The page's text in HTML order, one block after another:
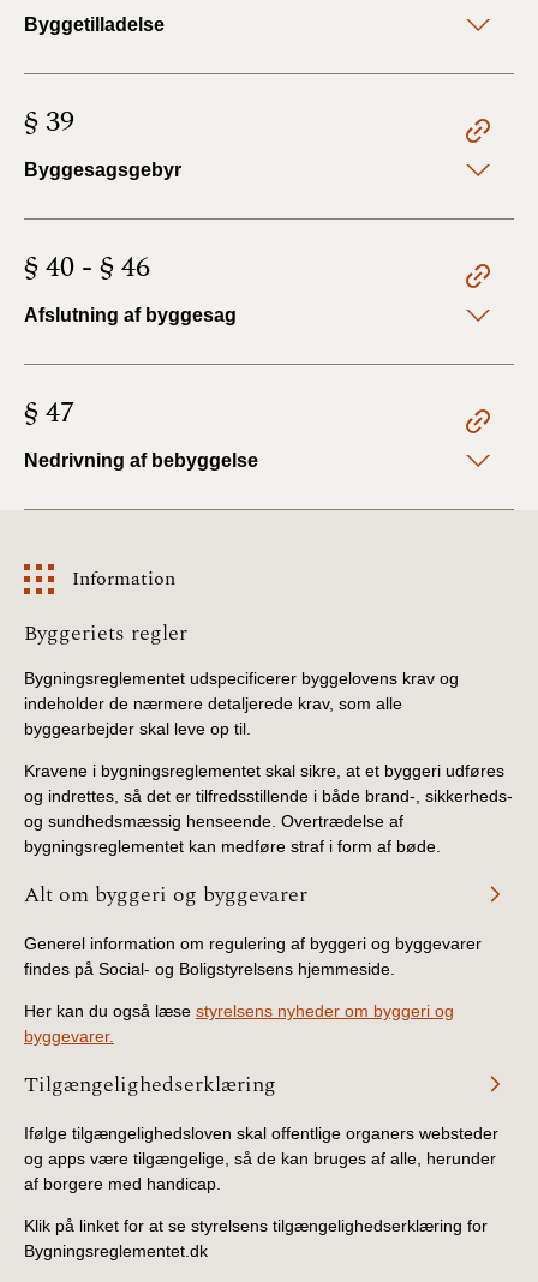
Byggetilladelse
§ 39
Byggesagsgebyr
§ 40 - § 46
Afslutning af byggesag
§ 47
Nedrivning af bebyggelse
Information
Information
Byggeriets regler
Bygningsreglementet udspecificerer byggelovens krav og
indeholder de nærmere detaljerede krav, som alle
byggearbejder skal leve op til.
Kravene i bygningsreglementet skal sikre, at et byggeri udføres
og indrettes, så det er tilfredsstillende i både brand-, sikkerheds-
og sundhedsmæssig henseende. Overtrædelse af
bygningsreglementet kan medføre straf i form af bøde.
Alt om byggeri og byggevarer
Generel information om regulering af byggeri og byggevarer
findes på Social- og Boligstyrelsens hjemmeside.
Her kan du også læse styrelsens nyheder om byggeri og
byggevarer.
Tilgængelighedserklæring
Ifølge tilgængelighedsloven skal offentlige organers websteder
og apps være tilgængelige, så de kan bruges af alle, herunder
af borgere med handicap.
Klik på linket for at se styrelsens tilgængelighedserklæring for
Bygningsreglementet.dk